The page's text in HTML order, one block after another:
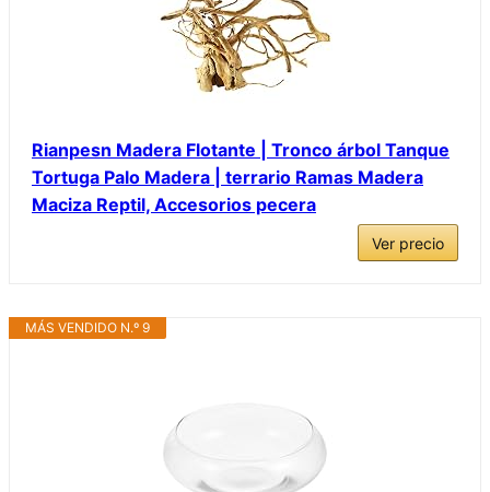
Rianpesn Madera Flotante | Tronco árbol Tanque
Tortuga Palo Madera | terrario Ramas Madera
Maciza Reptil, Accesorios pecera
Ver precio
MÁS VENDIDO N.º 9